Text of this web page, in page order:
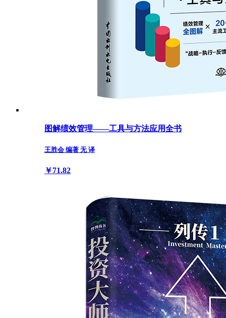
图解绩效管理——工具与方法应用全书
王胜会 编著 无 译
￥71.82